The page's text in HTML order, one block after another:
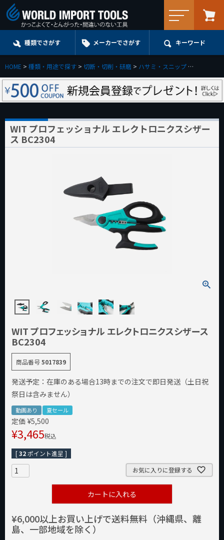
種類でさがす メーカーでさがす キーワード
HOME 種類・用途で探す 切断・切削・研磨 ハサミ・スニップ
WIT プロフェッショナル エレクトロニクスシザー
ス BC2304
WIT プロフェッショナル エレクトロニクスシザース
BC2304
商品番号5017839
発送予定：在庫のある場合13時までの注文で即日発送（土日祝
祭日は含みません）
動画あり 夏セール
定価 ¥5,500
¥3,465税込
[32ポイント進呈 ]
お気に入りに登録する
カートに入れる
¥6,000以上お買い上げで送料無料（沖縄県、離
島、一部地域を除く）